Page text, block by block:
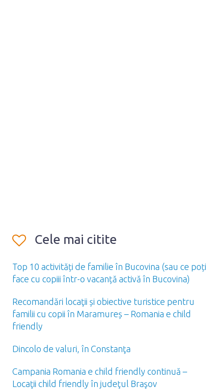
Cele mai citite
Top 10 activități de familie în Bucovina (sau ce poți
face cu copiii într-o vacanță activă în Bucovina)
Recomandări locaţii și obiective turistice pentru
familii cu copii în Maramureș – Romania e child
friendly
Dincolo de valuri, în Constanţa
Campania Romania e child friendly continuă –
Locaţii child friendly în judeţul Braşov